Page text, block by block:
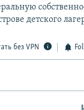
детского
без VPN